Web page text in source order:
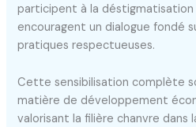
participent à la
encouragent un dialogue fondé
pratiques respectueuses.
Cette sensibilisation complète
matière de développement
valorisant la filière chanvre dans